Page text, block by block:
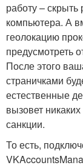
работу –
компьютера. А
геолокацию
предусмотреть
После этого
страничками
естественные
вызовет
санкции.
То есть,